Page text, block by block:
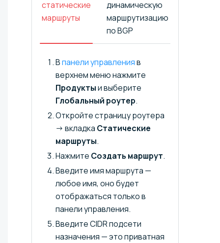
статические
маршруты
динамическую
маршрутизацию
по BGP
Впанели управленияв
верхнем меню нажмите
Продуктыи выберите
Глобальный роутер.
Откройте страницу роутера
→ вкладка Статические
маршруты.
Нажмите Создать маршрут.
Введите имя маршрута —
любое имя, оно будет
отображаться только в
панели управления.
Введите CIDR подсети
назначения — это приватная